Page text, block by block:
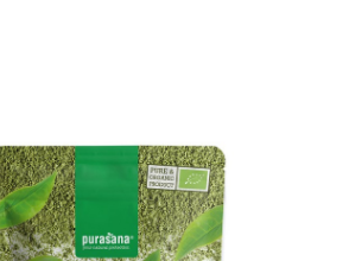
Vegan Matcha